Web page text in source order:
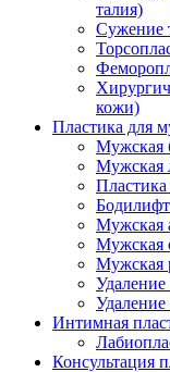
талия)
Сужение
кожи)
Пластика для
Мужская
Мужская
Мужская
Мужская
Мужская
Удаление
Интимная
Консультация